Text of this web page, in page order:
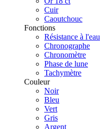
Cuir
Caoutchouc
Fonctions
Résistance à l'eau
Chronographe
Chronomètre
Phase de lune
Tachymètre
Couleur
Noir
Bleu
Vert
Gris
Argent